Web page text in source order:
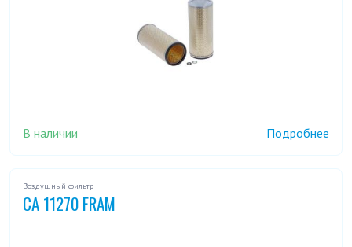
В наличии Подробнее
Воздушный фильтр
CA 11270 FRAM